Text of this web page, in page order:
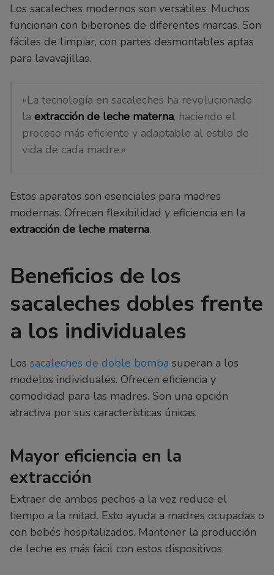
Los sacaleches modernos son versátiles. Muchos
funcionan con biberones de diferentes marcas. Son
fáciles de limpiar, con partes desmontables aptas
para lavavajillas.
«La tecnología en sacaleches ha revolucionado
la extracción de leche materna, haciendo el
proceso más eficiente y adaptable al estilo de
vida de cada madre.»
Estos aparatos son esenciales para madres
modernas. Ofrecen flexibilidad y eficiencia en la
extracción de leche materna.
Beneficios de los
sacaleches dobles frente
a los individuales
Los sacaleches de doble bomba superan a los
modelos individuales. Ofrecen eficiencia y
comodidad para las madres. Son una opción
atractiva por sus características únicas.
Mayor eficiencia en la
extracción
Extraer de ambos pechos a la vez reduce el
tiempo a la mitad. Esto ayuda a madres ocupadas o
con bebés hospitalizados. Mantener la producción
de leche es más fácil con estos dispositivos.